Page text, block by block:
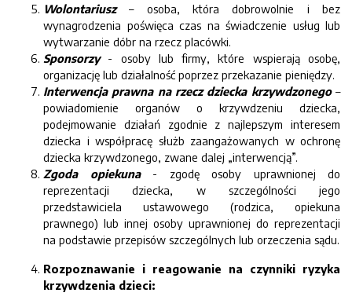
Wolontariusz
– osoba, która dobrowolnie i bez
wynagrodzenia poświęca czas na świadczenie usług lub
wytwarzanie dóbr na rzecz placówki.
Sponsorzy
- osoby lub firmy, które wspierają osobę,
organizację lub działalność poprzez przekazanie pieniędzy.
Interwencja prawna na rzecz dziecka krzywdzonego–
powiadomienie organów o krzywdzeniu dziecka,
podejmowanie działań zgodnie z najlepszym interesem
dziecka i współpracę służb zaangażowanych w ochronę
dziecka krzywdzonego, zwane dalej „interwencją”.
Zgoda opiekuna
- zgodę osoby uprawnionej do
reprezentacji dziecka, w szczególności jego
przedstawiciela ustawowego (rodzica, opiekuna
prawnego) lub innej osoby uprawnionej do reprezentacji
na podstawie przepisów szczególnych lub orzeczenia sądu.
Rozpoznawanie i reagowanie na czynniki ryzyka
krzywdzenia dzieci: